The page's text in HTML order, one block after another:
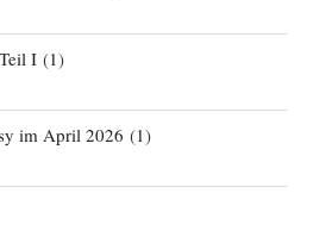
I(1)
im April 2026 (1)